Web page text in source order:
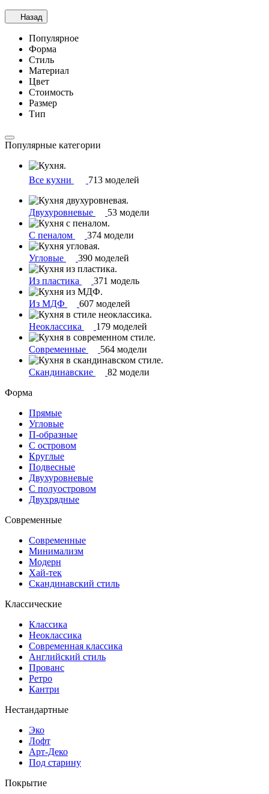
Назад
Популярное
Форма
Стиль
Материал
Цвет
Стоимость
Размер
Тип
Популярные категории
Все кухни 713 моделей
Двухуровневые 53 модели
С пеналом 374 модели
Угловые 390 моделей
Из пластика 371 модель
Из МДФ 607 моделей
Неоклассика 179 моделей
Современные 564 модели
Скандинавские
82 модели
Форма
Прямые
Угловые
П-образные
С островом
Круглые
Подвесные
Двухуровневые
С полуостровом
Двухрядные
Современные
Современные
Минимализм
Модерн
Хай-тек
Скандинавский стиль
Классические
Классика
Неоклассика
Современная классика
Английский стиль
Прованс
Ретро
Кантри
Нестандартные
Эко
Лофт
Арт-Деко
Под старину
Покрытие